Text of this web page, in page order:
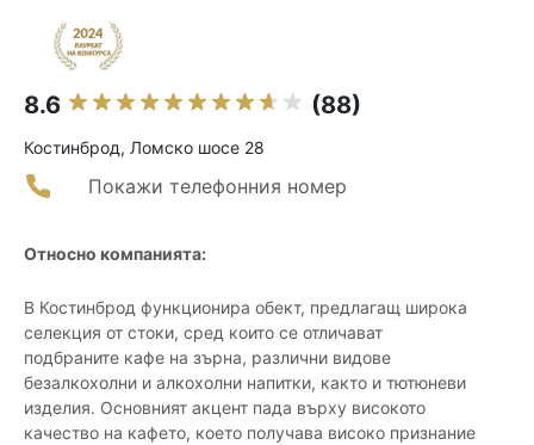
8.6 (88)
Костинброд, Ломско шосе 28
Покажи телефонния номер
Относно компанията:
В Костинброд функционира обект, предлагащ широка
селекция от стоки, сред които се отличават
подбраните кафе на зърна, различни видове
безалкохолни и алкохолни напитки, както и тютюневи
изделия. Основният акцент пада върху високото
качество на кафето, което получава високо признание